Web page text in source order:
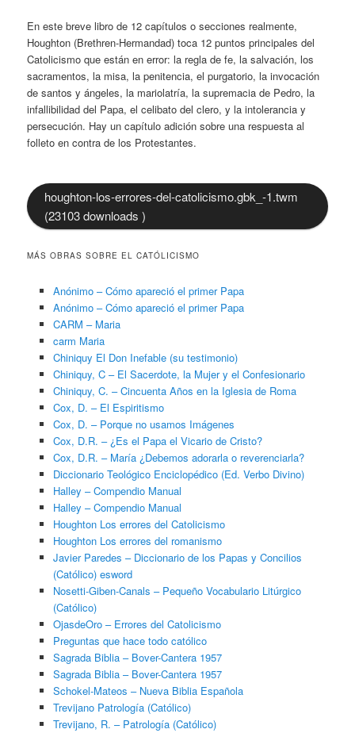
En este breve libro de 12 capítulos o secciones realmente,
Houghton (Brethren-Hermandad) toca 12 puntos principales del
Catolicismo que están en error: la regla de fe, la salvación, los
sacramentos, la misa, la penitencia, el purgatorio, la invocación
de santos y ángeles, la mariolatría, la supremacia de Pedro, la
infallibilidad del Papa, el celibato del clero, y la intolerancia y
persecución. Hay un capítulo adición sobre una respuesta al
folleto en contra de los Protestantes.
houghton-los-errores-del-catolicismo.gbk_-1.twm
(23103 downloads )
MÁS OBRAS SOBRE EL CATÓLICISMO
Anónimo – Cómo apareció el primer Papa
Anónimo – Cómo apareció el primer Papa
CARM – Maria
carm Maria
Chiniquy El Don Inefable (su testimonio)
Chiniquy, C – El Sacerdote, la Mujer y el Confesionario
Chiniquy, C. – Cincuenta Años en la Iglesia de Roma
Cox, D. – El Espiritismo
Cox, D. – Porque no usamos Imágenes
Cox, D.R. – ¿Es el Papa el Vicario de Cristo?
Cox, D.R. – María ¿Debemos adorarla o reverenciarla?
Diccionario Teológico Enciclopédico (Ed. Verbo Divino)
Halley – Compendio Manual
Halley – Compendio Manual
Houghton Los errores del Catolicismo
Houghton Los errores del romanismo
Javier Paredes – Diccionario de los Papas y Concilios
(Católico) esword
Nosetti-Giben-Canals – Pequeño Vocabulario Litúrgico
(Católico)
OjasdeOro – Errores del Catolicismo
Preguntas que hace todo católico
Sagrada Biblia – Bover-Cantera 1957
Sagrada Biblia – Bover-Cantera 1957
Schokel-Mateos – Nueva Biblia Española
Trevijano Patrología (Católico)
Trevijano, R. – Patrología (Católico)